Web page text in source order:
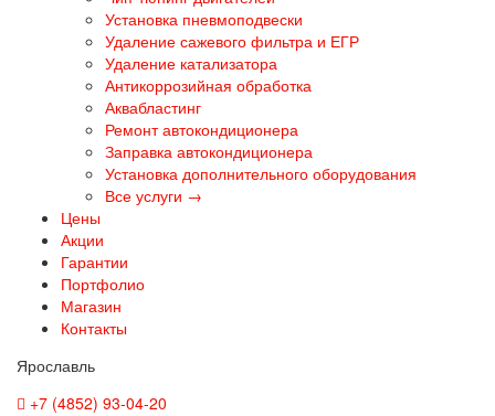
Установка пневмоподвески
Удаление сажевого фильтра и ЕГР
Удаление катализатора
Антикоррозийная обработка
Аквабластинг
Ремонт автокондиционера
Заправка автокондиционера
Установка дополнительного оборудования
Все услуги →
Цены
Акции
Гарантии
Портфолио
Магазин
Контакты
Ярославль
+7 (4852) 93-04-20